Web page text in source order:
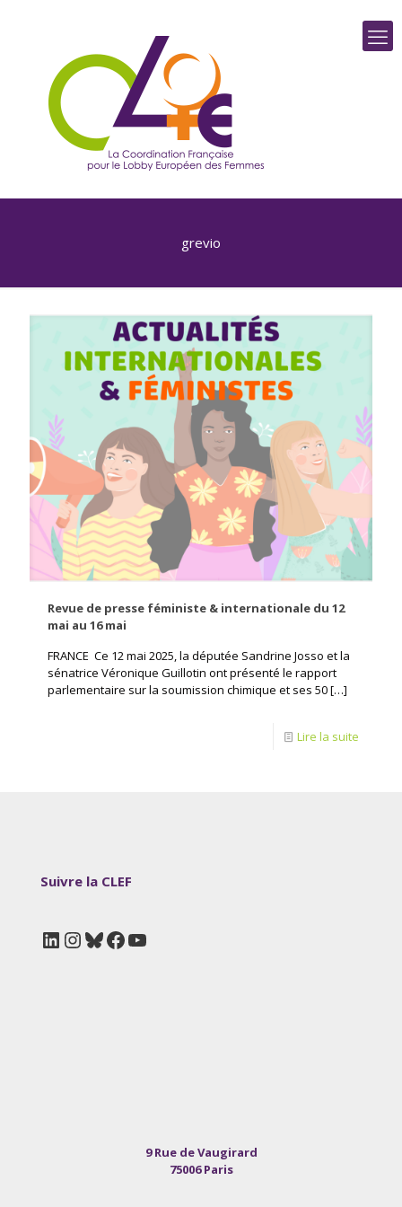
grevio
Revue de presse féministe & internationale du 12
mai au 16 mai
FRANCE Ce 12 mai 2025, la députée Sandrine Josso et la
sénatrice Véronique Guillotin ont présenté le rapport
parlementaire sur la soumission chimique et ses 50[…]
Lire la suite
Suivre la CLEF
LinkedIn
Instagram
Bluesky
Facebook
YouTube
9 Rue de Vaugirard
75006 Paris